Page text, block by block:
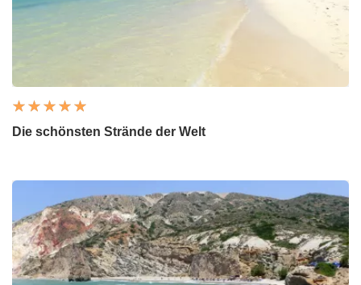
Die schönsten Strände der Welt